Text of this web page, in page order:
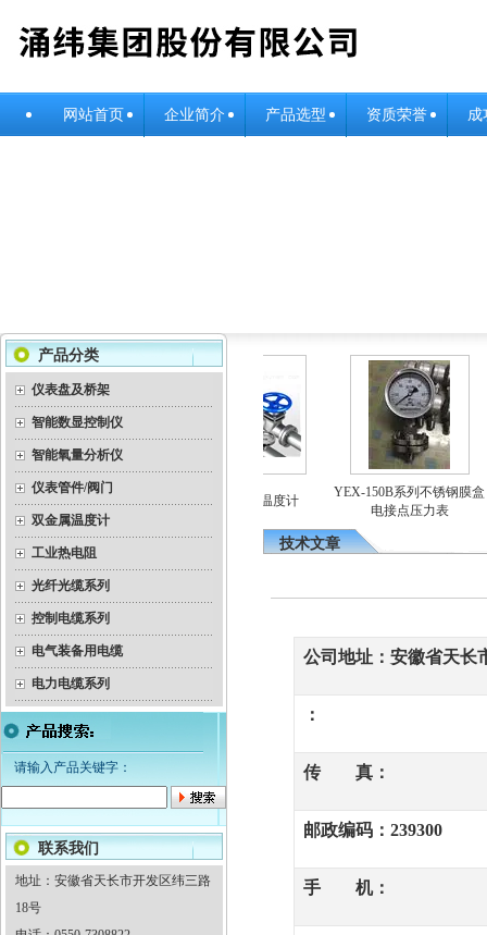
网站首页 企业简介 产品选型 资质荣誉 成
产品分类
仪表盘及桥架
智能数显控制仪
智能氧量分析仪
仪表管件/阀门
双金属温度计
工业热电阻
光纤光缆系列
控制电缆系列
电气装备用电缆
电力电缆系列
请输入产品关键字：
联系我们
地址：安徽省天长市开发区纬三路
18号
温度变送器（隔爆）热电
偶
隔爆双金属温度计
YEX-150B系列不锈钢膜盒
电接点压力表
技术文章
公司地址：安徽省天长
：
传 真：
邮政编码：239300
手 机：